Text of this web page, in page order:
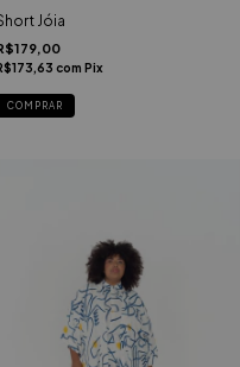
Jóia
com Pix
COMPRAR